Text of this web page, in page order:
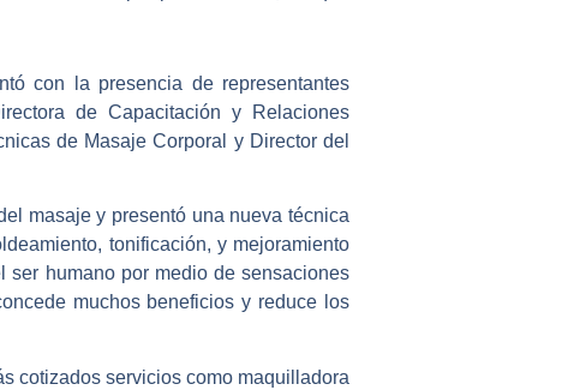
con la presencia de representantes
de Capacitación y Relaciones
de Masaje Corporal y Director del
masaje y presentó una nueva técnica
tonificación, y mejoramiento
humano por medio de sensaciones
muchos beneficios y reduce los
cotizados servicios como maquilladora